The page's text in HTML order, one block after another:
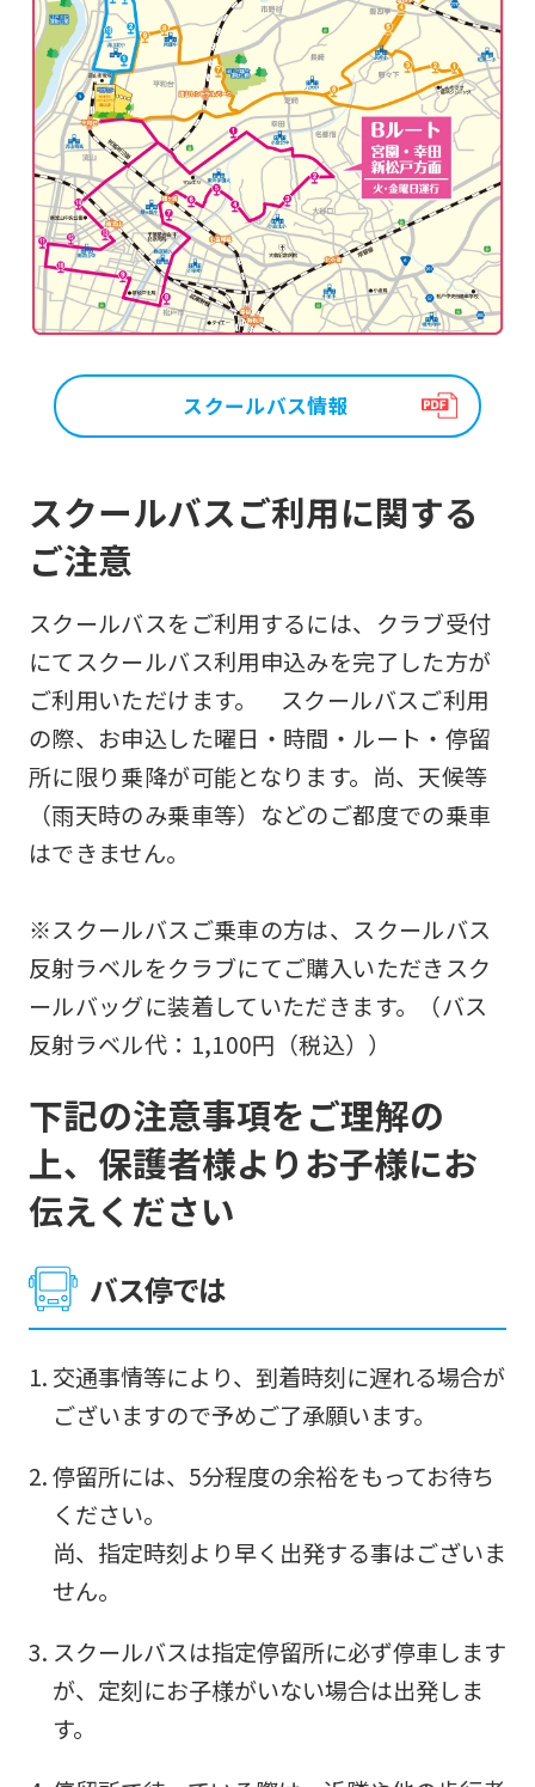
スクールバス情報
スクールバスご利用に関する
ご注意
スクールバスをご利用するには、クラブ受付
にてスクールバス利用申込みを完了した方が
ご利用いただけます。 スクールバスご利用
の際、お申込した曜日・時間・ルート・停留
所に限り乗降が可能となります。尚、天候等
（雨天時のみ乗車等）などのご都度での乗車
はできません。
※スクールバスご乗車の方は、スクールバス
反射ラベルをクラブにてご購入いただきスク
ールバッグに装着していただきます。（バス
反射ラベル代：1,100円（税込））
下記の注意事項をご理解の
上、保護者様よりお子様にお
伝えください
バス停では
交通事情等により、到着時刻に遅れる場合が
ございますので予めご了承願います。
停留所には、5分程度の余裕をもってお待ち
ください。
尚、指定時刻より早く出発する事はございま
せん。
スクールバスは指定停留所に必ず停車します
が、定刻にお子様がいない場合は出発しま
す。